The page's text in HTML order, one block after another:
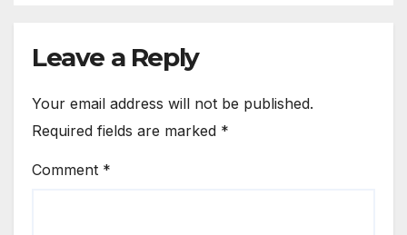
Leave a Reply
Your email address will not be published.
Required fields are marked *
Comment *